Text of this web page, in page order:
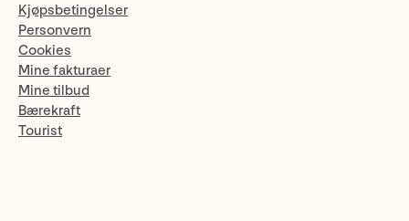
Kjøpsbetingelser
Personvern
Cookies
Mine fakturaer
Mine tilbud
Bærekraft
Tourist